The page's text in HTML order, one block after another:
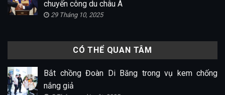
chuyến công du châu Á
29 Tháng 10, 2025
CÓ THỂ QUAN TÂM
Bắt chồng Đoàn Di Băng trong vụ kem chống
nắng giả